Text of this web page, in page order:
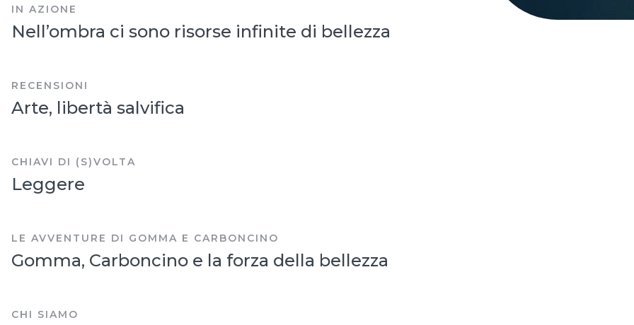
IN AZIONE
Nell’ombra ci sono risorse infinite di bellezza
RECENSIONI
Arte, libertà salvifica
CHIAVI DI (S)VOLTA
Leggere
LE AVVENTURE DI GOMMA E CARBONCINO
Gomma, Carboncino e la forza della bellezza
CHI SIAMO